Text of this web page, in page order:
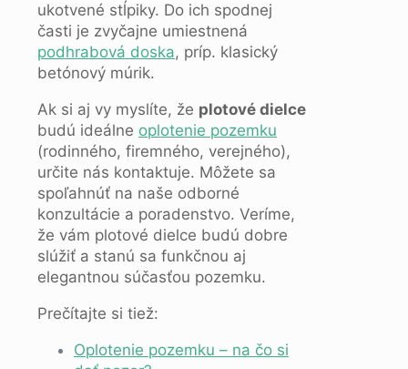
ukotvené stĺpiky. Do ich spodnej
časti je zvyčajne umiestnená
podhrabová doska, príp. klasický
betónový múrik.
Ak si aj vy myslíte, že plotové dielce
budú ideálne oplotenie pozemku
(rodinného, firemného, verejného),
určite nás kontaktuje. Môžete sa
spoľahnúť na naše odborné
konzultácie a poradenstvo. Veríme,
že vám plotové dielce budú dobre
slúžiť a stanú sa funkčnou aj
elegantnou súčasťou pozemku.
Prečítajte si tiež:
Oplotenie pozemku – na čo si